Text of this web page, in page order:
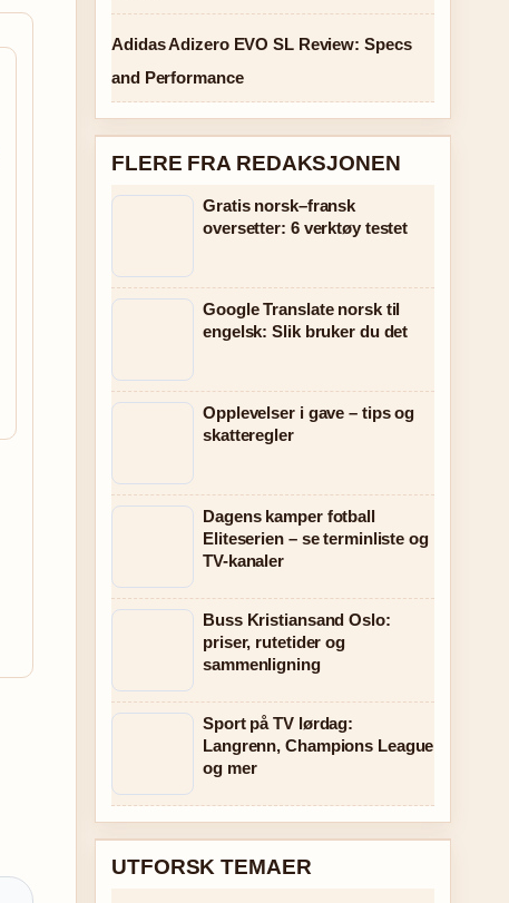
Adidas Adizero EVO SL Review: Specs
and Performance
FLERE FRA REDAKSJONEN
Gratis norsk–fransk
oversetter: 6 verktøy testet
Google Translate norsk til
engelsk: Slik bruker du det
Opplevelser i gave – tips og
skatteregler
Dagens kamper fotball
Eliteserien – se terminliste og
TV-kanaler
Buss Kristiansand Oslo:
priser, rutetider og
sammenligning
Sport på TV lørdag:
Langrenn, Champions League
og mer
UTFORSK TEMAER